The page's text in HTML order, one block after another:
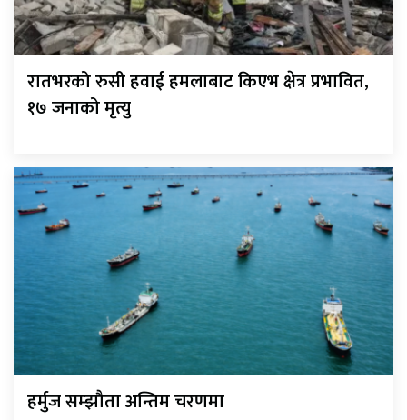
रातभरको रुसी हवाई हमलाबाट किएभ क्षेत्र प्रभावित,
१७ जनाको मृत्यु
हर्मुज सम्झौता अन्तिम चरणमा